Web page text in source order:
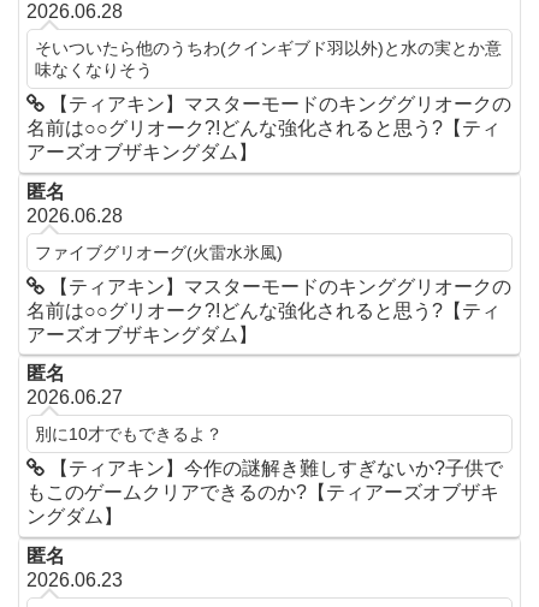
2026.06.28
そいついたら他のうちわ(クインギブド羽以外)と水の実とか意
味なくなりそう
【ティアキン】マスターモードのキンググリオークの
名前は○○グリオーク?!どんな強化されると思う?【ティ
アーズオブザキングダム】
匿名
2026.06.28
ファイブグリオーグ(火雷水氷風)
【ティアキン】マスターモードのキンググリオークの
名前は○○グリオーク?!どんな強化されると思う?【ティ
アーズオブザキングダム】
匿名
2026.06.27
別に10才でもできるよ？
【ティアキン】今作の謎解き難しすぎないか?子供で
もこのゲームクリアできるのか?【ティアーズオブザキ
ングダム】
匿名
2026.06.23